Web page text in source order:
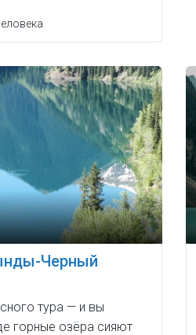
Черный
тура — и вы
горные озёра сияют